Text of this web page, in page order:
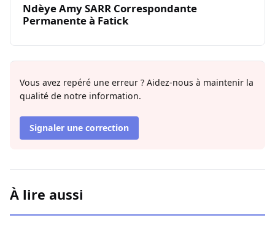
Ndèye Amy SARR Correspondante
Permanente à Fatick
Vous avez repéré une erreur ? Aidez-nous à maintenir la
qualité de notre information.
Signaler une correction
À lire aussi